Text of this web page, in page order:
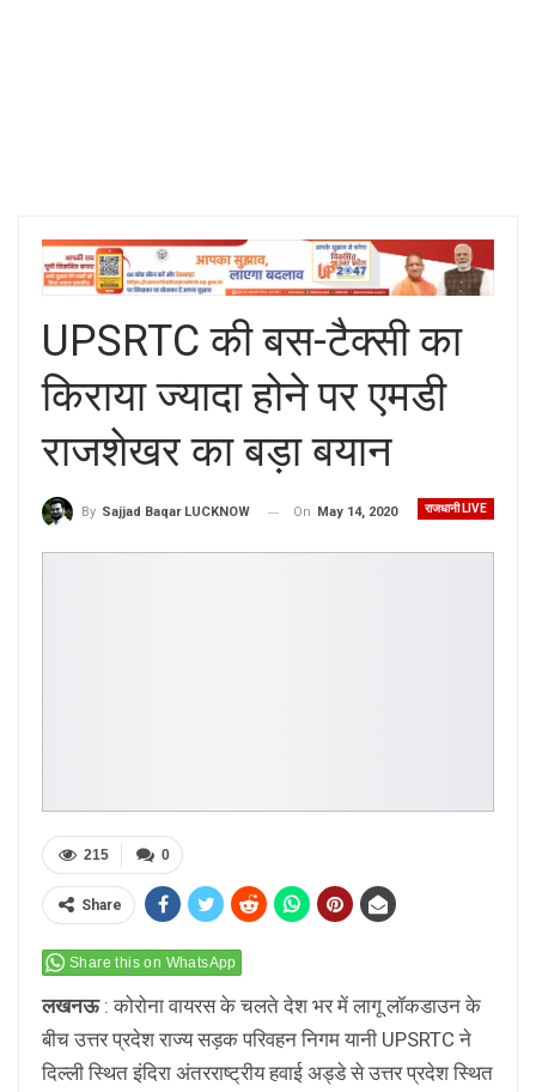
UPSRTC की बस-टैक्सी का
किराया ज्यादा होने पर एमडी
राजशेखर का बड़ा बयान
राजधानी LIVE
By Sajjad Baqar LUCKNOW On May 14, 2020
0
215
Share
Share this on WhatsApp
लखनऊ: कोरोना वायरस के चलते देश भर में लागू लॉकडाउन के
बीच उत्तर प्रदेश राज्य सड़क परिवहन निगम यानी UPSRTC ने
दिल्ली स्थित इंदिरा अंतरराष्ट्रीय हवाई अड्डे से उत्तर प्रदेश स्थित